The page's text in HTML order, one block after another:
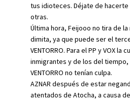
tus idioteces. Déjate de hacerte
otras.
Última hora, Feijooo no tira de la
dimita, ya que puede ser el
VENTORRO. Para el PP y VOX la
inmigrantes y de los del
VENTORRO no tenían culpa.
AZNAR después de estar
atentados de Atocha, a causa